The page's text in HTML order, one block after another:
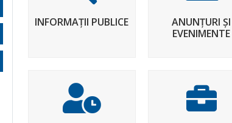
INFORMAȚII PUBLICE
ANUNȚURI ȘI
EVENIMENTE